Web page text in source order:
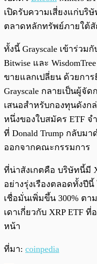
เปิดรับความเสี่ยงแก่บริ
ตลาดหลักทรัพย์ภายใต้
ทั้งนี้ Grayscale เข้าร่ว
Bitwise และ
ขายแลกเปลี่ยน ด้วยกา
Grayscale กลายเป็นผู้จั
เสนอสำหรับกองทุนดังก
หนึ่งของใบสมัคร ETF
ที่ Donald Trump กลับมา
ออกจากคณะกรรมการ
ที่น่าสังเกตคือ บริษัทนี้มี
อย่างรุ่งเรืองตลอดทั้งปี
เชื่อมั่นเพิ่มขึ้น 300% ตา
เดาเกี่ยวกับ XRP ETF
หน้า
ที่มา: coinpedia